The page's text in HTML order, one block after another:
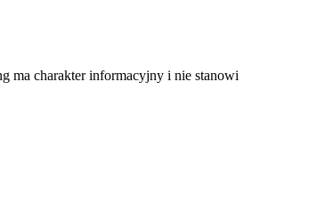
ma charakter informacyjny i nie stanowi